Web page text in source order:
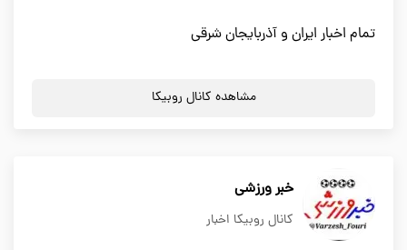
تمام اخبار ایران و آذربایجان شرقی
مشاهده کانال روبیکا
خبر ورزشی
کانال روبیکا اخبار